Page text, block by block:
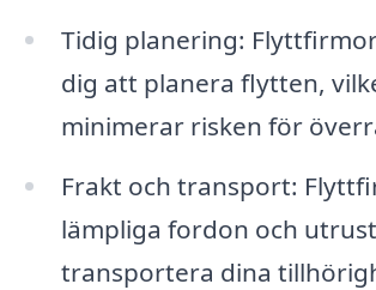
Tidig planering:
dig att planera flytten,
minimerar risken för
Frakt och transport:
lämpliga fordon och
transportera dina